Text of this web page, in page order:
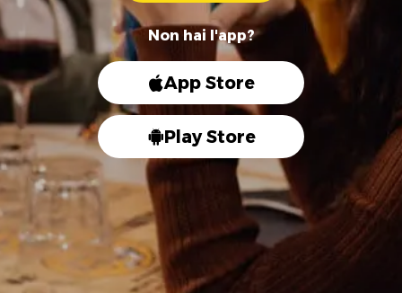
Non hai l'app?
App Store
Play Store